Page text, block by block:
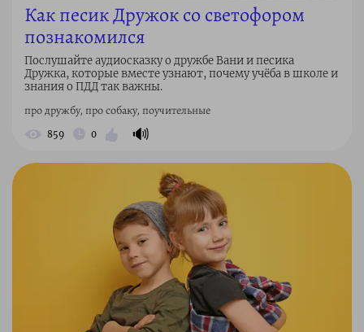
Как песик Дружок со светофором
познакомился
Послушайте аудиосказку о дружбе Вани и песика
Дружка, которые вместе узнают, почему учёба в школе и
знания о ПДД так важны.
про дружбу, про собаку, поучительные
859 0 🔊